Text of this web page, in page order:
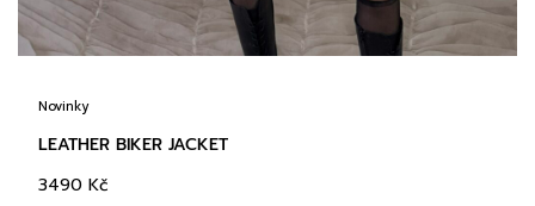
Novinky
LEATHER BIKER JACKET
3490 Kč